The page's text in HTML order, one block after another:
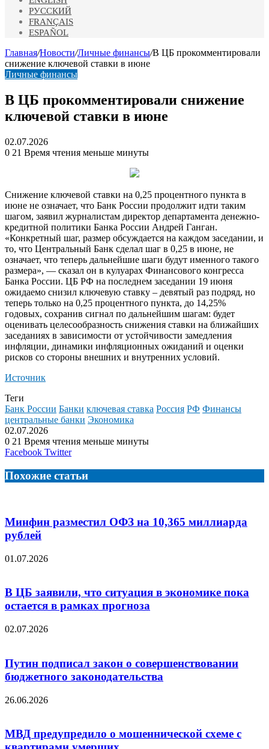
РУССКИЙ
FRANÇAIS
ESPAÑOL
Главная/Новости/Личные финансы/В ЦБ прокомментировали
снижение ключевой ставки в июне
Личные финансы
В ЦБ прокомментировали снижение
ключевой ставки в июне
02.07.2026
0 21 Время чтения меньше минуты
Снижение ключевой ставки на 0,25 процентного пункта в
июне не означает, что Банк России продолжит идти таким
шагом, заявил журналистам директор департамента денежно-
кредитной политики Банка России Андрей Ганган.
«Конкретный шаг, размер обсуждается на каждом заседании, и
то, что Центральный Банк сделал шаг в 0,25 в июне, не
означает, что теперь дальнейшие шаги будут именного такого
размера», — сказал он в кулуарах Финансового конгресса
Банка России. ЦБ РФ на последнем заседании 19 июня
ожидаемо снизил ключевую ставку – девятый раз подряд, но
теперь только на 0,25 процентного пункта, до 14,25%
годовых, сохранив сигнал по дальнейшим шагам: будет
оценивать целесообразность снижения ставки на ближайших
заседаниях в зависимости от устойчивости замедления
инфляции, динамики инфляционных ожиданий и оценки
рисков со стороны внешних и внутренних условий.
Источник
Теги
Банк России Банки ключевая ставка Россия РФ Финансы
центральные банки Экономика
02.07.2026
0 21 Время чтения меньше минуты
Facebook TwitterLinkedIn
Tumblr
Reddit
Вконтакте
Одноклассники
Skype
Messenger
Messenger
WhatsApp
Telegram
Viber
Line
Поделиться
электронную
почту
Похожие статьи
Минфин разместил ОФЗ на 10,365 миллиарда
рублей
01.07.2026
В ЦБ заявили, что ситуация в экономике пока
остается в рамках прогноза
02.07.2026
Путин подписал закон о совершенствовании
бюджетного законодательства
26.06.2026
МВД предупредило о мошеннической схеме с